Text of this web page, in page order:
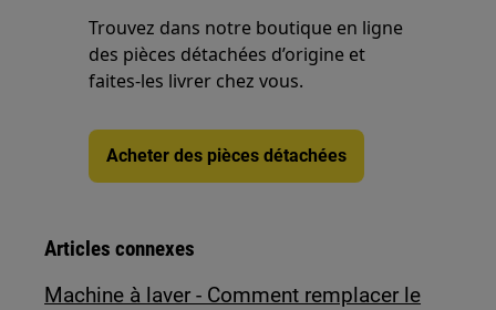
Trouvez dans notre boutique en ligne
des pièces détachées d’origine et
faites-les livrer chez vous.
Acheter des pièces détachées
Articles connexes
Machine à laver - Comment remplacer le